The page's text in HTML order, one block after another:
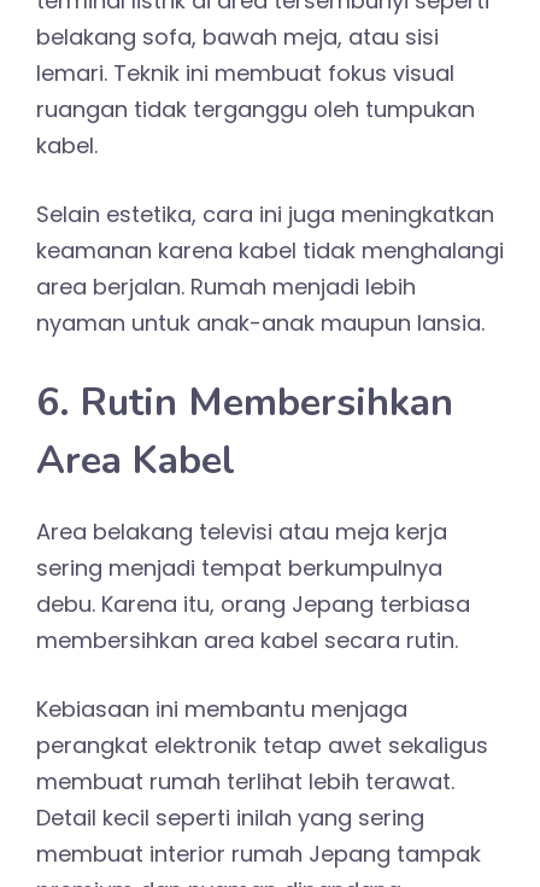
belakang sofa, bawah meja, atau sisi
lemari. Teknik ini membuat fokus visual
ruangan tidak terganggu oleh tumpukan
kabel.
Selain estetika, cara ini juga meningkatkan
keamanan karena kabel tidak menghalangi
area berjalan. Rumah menjadi lebih
nyaman untuk anak-anak maupun lansia.
6. Rutin Membersihkan
Area Kabel
Area belakang televisi atau meja kerja
sering menjadi tempat berkumpulnya
debu. Karena itu, orang Jepang terbiasa
membersihkan area kabel secara rutin.
Kebiasaan ini membantu menjaga
perangkat elektronik tetap awet sekaligus
membuat rumah terlihat lebih terawat.
Detail kecil seperti inilah yang sering
membuat interior rumah Jepang tampak